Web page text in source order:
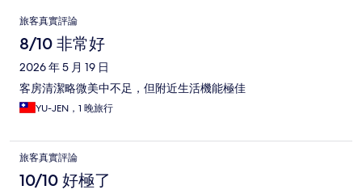
評
論
旅客真實評論
8/10 非常好
2026 年 5 月 19 日
客房清潔略微美中不足，但附近生活機能極佳
YU-JEN，1 晚旅行
旅客真實評論
10/10 好極了